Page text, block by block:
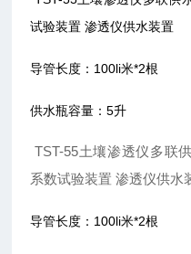
试验装置 渗透仪供水装置
导管长度：100li米*2根
供水瓶容量：5升
TST-55土壤渗透仪多联
系数试验装置 渗透仪供水
导管长度：100li米*2根